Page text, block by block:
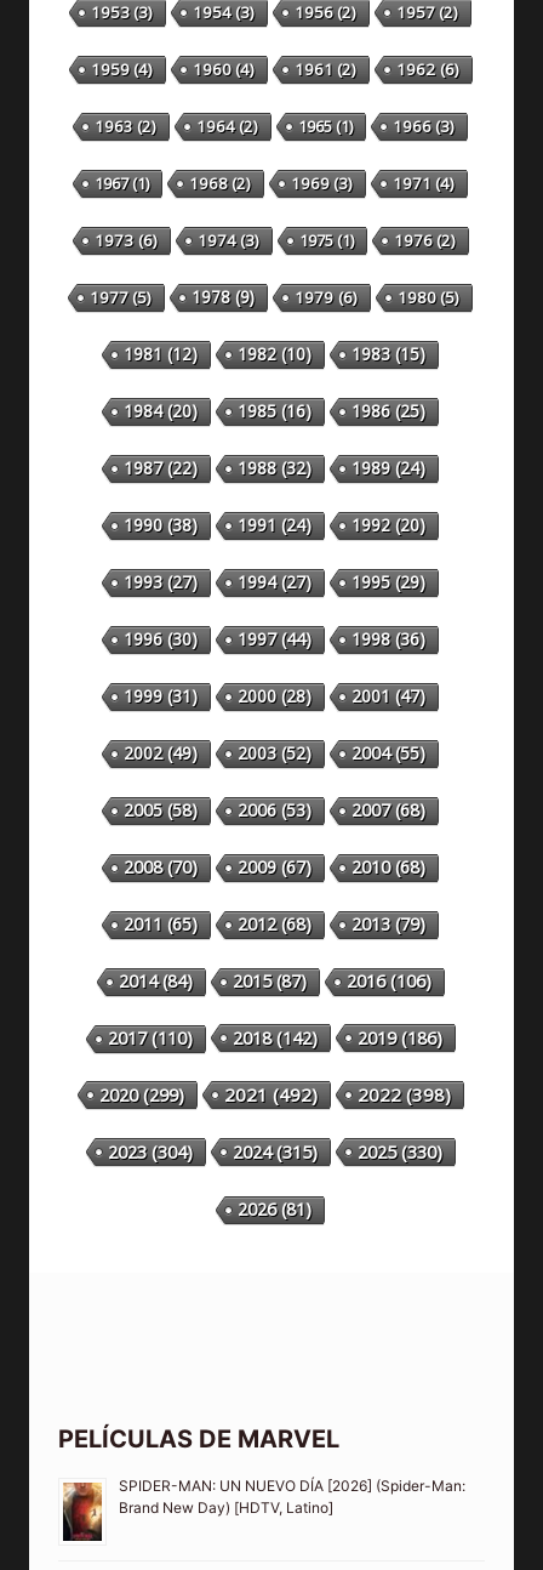
1953(3) 1954(3) 1956(2) 1957(2)
1959(4) 1960(4) 1961 (2) 1962(6)
1963(2) 1964(2) 1965(1) 1966(3)
1967(1) 1968(2) 1969(3) 1971 (4)
1973(6) 1974(3) 1975(1) 1976(2)
1977(5) 1978(9) 1979(6) 1980(5)
1981 (12) 1982(10) 1983(15)
1984(20) 1985(16) 1986(25)
1987(22) 1988(32) 1989(24)
1990(38) 1991 (24) 1992(20)
1993(27) 1994(27) 1995(29)
1996(30) 1997(44) 1998(36)
1999(31) 2000(28) 2001 (47)
2002(49) 2003(52) 2004(55)
2005(58) 2006(53) 2007(68)
2008(70) 2009(67) 2010(68)
2011 (65) 2012(68) 2013(79)
2014(84) 2015(87) 2016(106)
2017(110) 2018(142) 2019(186)
2020(299) 2021(492) 2022(398)
2023(304) 2024(315) 2025(330)
2026(81)
PELÍCULAS DE MARVEL
SPIDER-MAN: UN NUEVO DÍA [2026] (Spider-Man:
Brand New Day) [HDTV, Latino]